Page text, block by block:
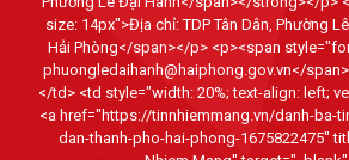
size: 14px">Địa chỉ: TDP Tân Dân, Phường
Hải Phòng</span></p> <p><span
phuongledaihanh@haiphong.gov.vn</
</td> <td style="width: 20%; text-align: left;
<a href="https://tinnhiemmang.vn/danh-ba-
dan-thanh-pho-hai-phong-1675822475"